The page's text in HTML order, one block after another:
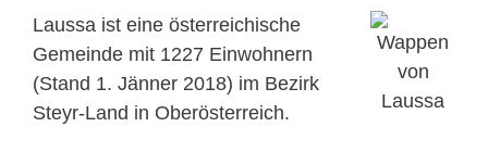
Laussa ist eine österreichische
Gemeinde mit 1227 Einwohnern
(Stand 1. Jänner 2018) im Bezirk
Steyr-Land in Oberösterreich.